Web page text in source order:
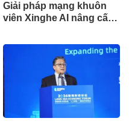
Giải pháp mạng khuôn
viên Xinghe AI nâng cấp